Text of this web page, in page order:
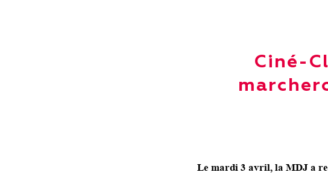
Ciné-
Le mardi 3 avril, la MDJ a